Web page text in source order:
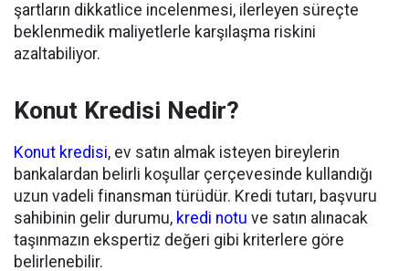
şartların dikkatlice incelenmesi, ilerleyen süreçte
beklenmedik maliyetlerle karşılaşma riskini
azaltabiliyor.
Konut Kredisi Nedir?
Konut kredisi, ev satın almak isteyen bireylerin
bankalardan belirli koşullar çerçevesinde kullandığı
uzun vadeli finansman türüdür. Kredi tutarı, başvuru
sahibinin gelir durumu, kredi notu ve satın alınacak
taşınmazın ekspertiz değeri gibi kriterlere göre
belirlenebilir.